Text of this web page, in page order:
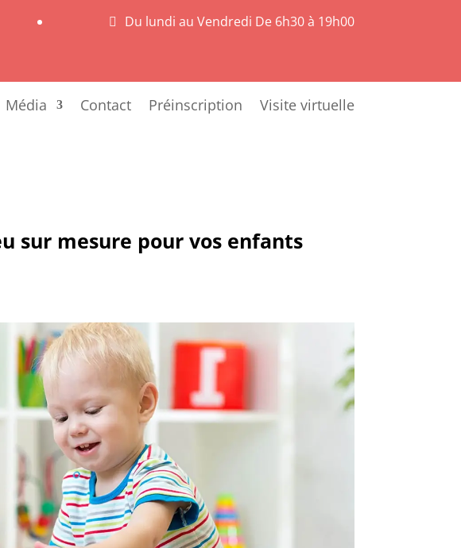
 Du lundi au Vendredi De 6h30 à 19h00
Média Contact Préinscription Visite virtuelle
sur mesure pour vos enfants